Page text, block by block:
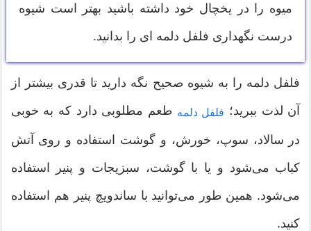
میوه را در یخچال خود داشته باشید بهتر است شیوه
درست نگهداری فلفل دلمه ای را بدانید.
فلفل دلمه را به شیوه صحیح نگه دارید تا قدری بیشتر از
آن لذت ببرید؛ فلفل دلمه طعم مطلوبی دارد که به خوبی
در سالاد، سوپ، خورش، و گوشت استفاده و روی آتش
کباب می‌شود و یا با گوشت، سبزیجات و پنیر استفاده
می‌شود. همین طور می‌توانید با ساندویچ پنیر هم استفاده
کنید.